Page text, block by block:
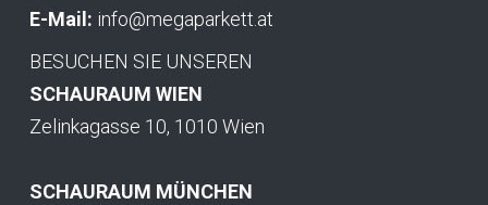
E-Mail: info@megaparkett.at
BESUCHEN SIE UNSEREN
SCHAURAUM WIEN
Zelinkagasse 10, 1010 Wien
SCHAURAUM MÜNCHEN